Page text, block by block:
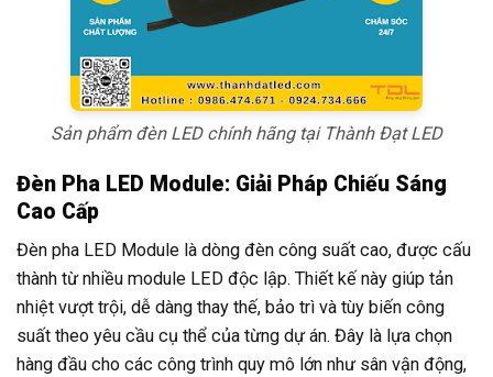
Sản phẩm đèn LED chính hãng tại Thành Đạt LED
Đèn Pha LED Module: Giải Pháp Chiếu Sáng
Cao Cấp
Đèn pha LED Module là dòng đèn công suất cao, được cấu
thành từ nhiều module LED độc lập. Thiết kế này giúp tản
nhiệt vượt trội, dễ dàng thay thế, bảo trì và tùy biến công
suất theo yêu cầu cụ thể của từng dự án. Đây là lựa chọn
hàng đầu cho các công trình quy mô lớn như sân vận động,